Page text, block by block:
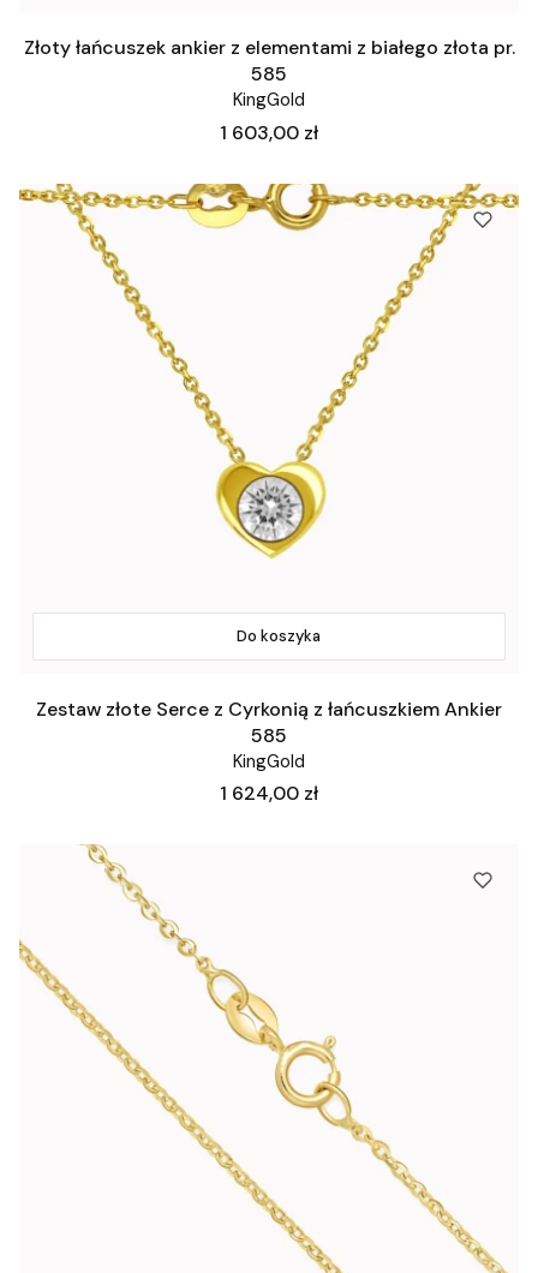
Złoty łańcuszek ankier z elementami z białego złota pr.
585
KingGold
Cena
1 603,00 zł
Do koszyka
Zestaw złote Serce z Cyrkonią z łańcuszkiem Ankier
585
KingGold
Cena
1 624,00 zł